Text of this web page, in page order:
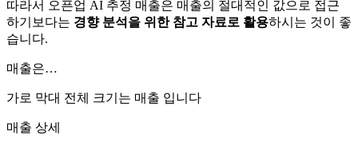
따라서 오픈업 AI 추정 매출은 매출의 절대적인 값으로 접근
하기보다는 경향 분석을 위한 참고 자료로 활용하시는 것이 좋
습니다.
매출은…
가로 막대 전체 크기는 매출 입니다
매출 상세